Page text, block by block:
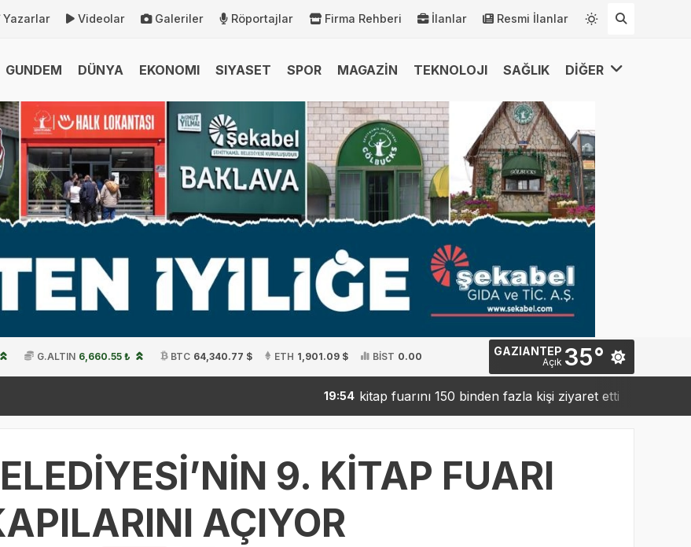
Yazarlar Videolar Galeriler Röportajlar Firma Rehberi İlanlar Resmi İlanlar
GUNDEM DÜNYA EKONOMI SIYASET SPOR MAGAZİN TEKNOLOJI SAĞLIK DİĞER
G.ALTIN 6,660.55 ₺ BTC 64,340.77 $ ETH 1,901.09 $ BİST 0.00 GAZIANTEP
Açık 35°
kitap fuarını 150 binden fazla kişi ziyaret etti 19:42 Sanko’dan
9. KİTAP FUARI
AÇIYOR